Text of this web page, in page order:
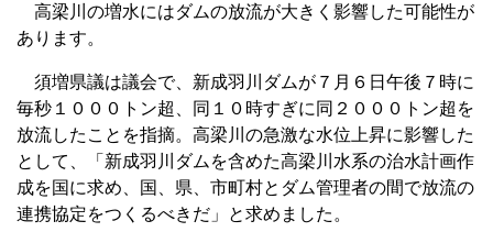
高梁川の増水にはダムの放流が大きく影響した可能性が
あります。
須増県議は議会で、新成羽川ダムが７月６日午後７時に
毎秒１０００トン超、同１０時すぎに同２０００トン超を
放流したことを指摘。高梁川の急激な水位上昇に影響した
として、「新成羽川ダムを含めた高梁川水系の治水計画作
成を国に求め、国、県、市町村とダム管理者の間で放流の
連携協定をつくるべきだ」と求めました。